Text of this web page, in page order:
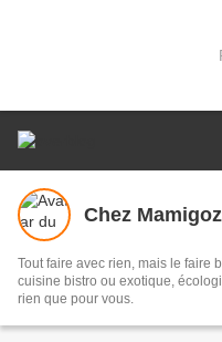
Chez Mamigoz
Tout faire avec rien, mais le faire
cuisine bistro ou exotique,
rien que pour vous.